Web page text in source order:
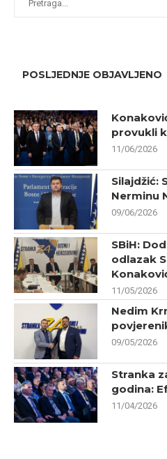
POSLJEDNJE OBJAVLJENO
provukli
11/06/2026
Silajdžić:
Nerminu
09/06/2026
SBiH:
odlazak
11/05/2026
Nedim
09/05/2026
Stranka
godina:
11/04/2026